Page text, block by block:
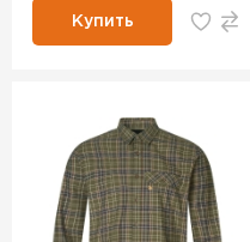
Купить